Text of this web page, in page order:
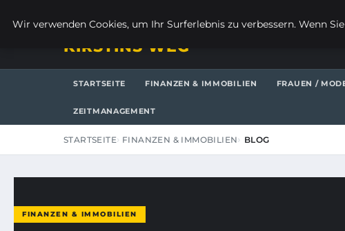
KIRSTINS WEG
STARTSEITE FINANZEN & IMMOBILIEN FRAUEN /
ZEITMANAGEMENT
STARTSEITE FINANZEN & IMMOBILIEN BLOG
FINANZEN & IMMOBILIEN
Wir verwenden Cookies, um Ihr Surferlebnis zu verbessern. Wenn